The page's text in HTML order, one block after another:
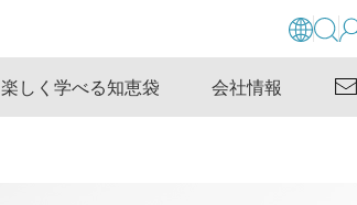
楽しく学べる知恵袋 会社情報